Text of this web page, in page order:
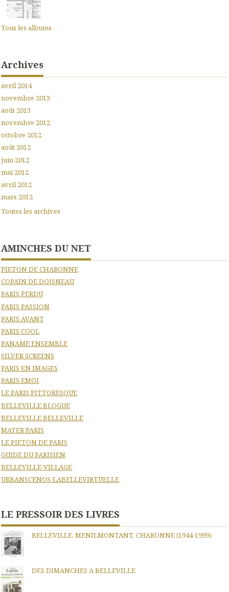
Tous les albums
Archives
avril 2014
novembre 2013
août 2013
novembre 2012
octobre 2012
août 2012
juin 2012
mai 2012
avril 2012
mars 2012
Toutes les archives
AMINCHES DU NET
PIETON DE CHARONNE
COPAIN DE DOISNEAU
PARIS PERDU
PARIS PASSION
PARIS AVANT
PARIS COOL
PANAME ENSEMBLE
SILVER SCREENS
PARIS EN IMAGES
PARIS EMOI
LE PARIS PITTORESQUE
BELLEVILLE BLOGUE
BELLEVILLE BELLEVILLE
MATER PARIS
LE PIETON DE PARIS
GUIDE DU PARISIEN
BELLEVILLE-VILLAGE
URBANSCENOS-LABELLEVIRTUELLE
LE PRESSOIR DES LIVRES
BELLEVILLE, MENILMONTANT, CHARONNE (1944-1999)
DES DIMANCHES A BELLEVILLE